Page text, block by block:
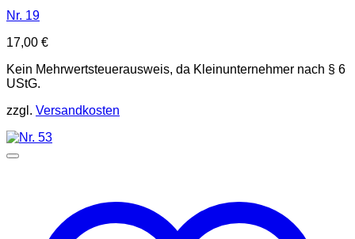
Nr. 19
17,00 €
Kein Mehrwertsteuerausweis, da Kleinunternehmer nach § 6
UStG.
zzgl. Versandkosten